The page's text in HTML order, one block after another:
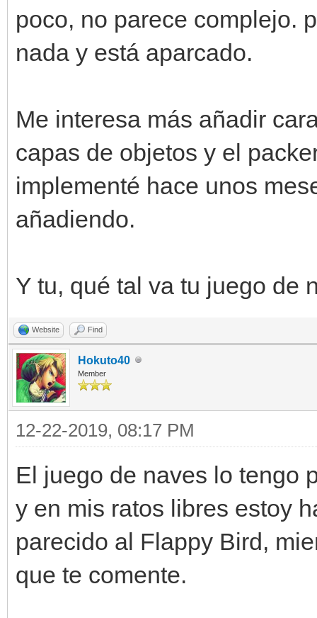
poco, no parece complejo.
nada y está aparcado.
Me interesa más añadir
capas de objetos y el
implementé hace unos
añadiendo.
Y tu, qué tal va tu juego de
Website Find
Hokuto40
Member
12-22-2019, 08:17 PM
El juego de naves lo tengo
y en mis ratos libres estoy
parecido al Flappy Bird,
que te comente.